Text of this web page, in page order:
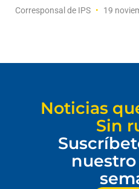
Corresponsal de IPS 19
Noticias
Sin